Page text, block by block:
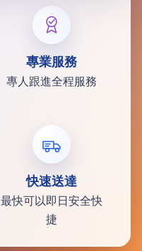
專業服務
專人跟進全程服務
快速送達
最快可以即日安全快
捷